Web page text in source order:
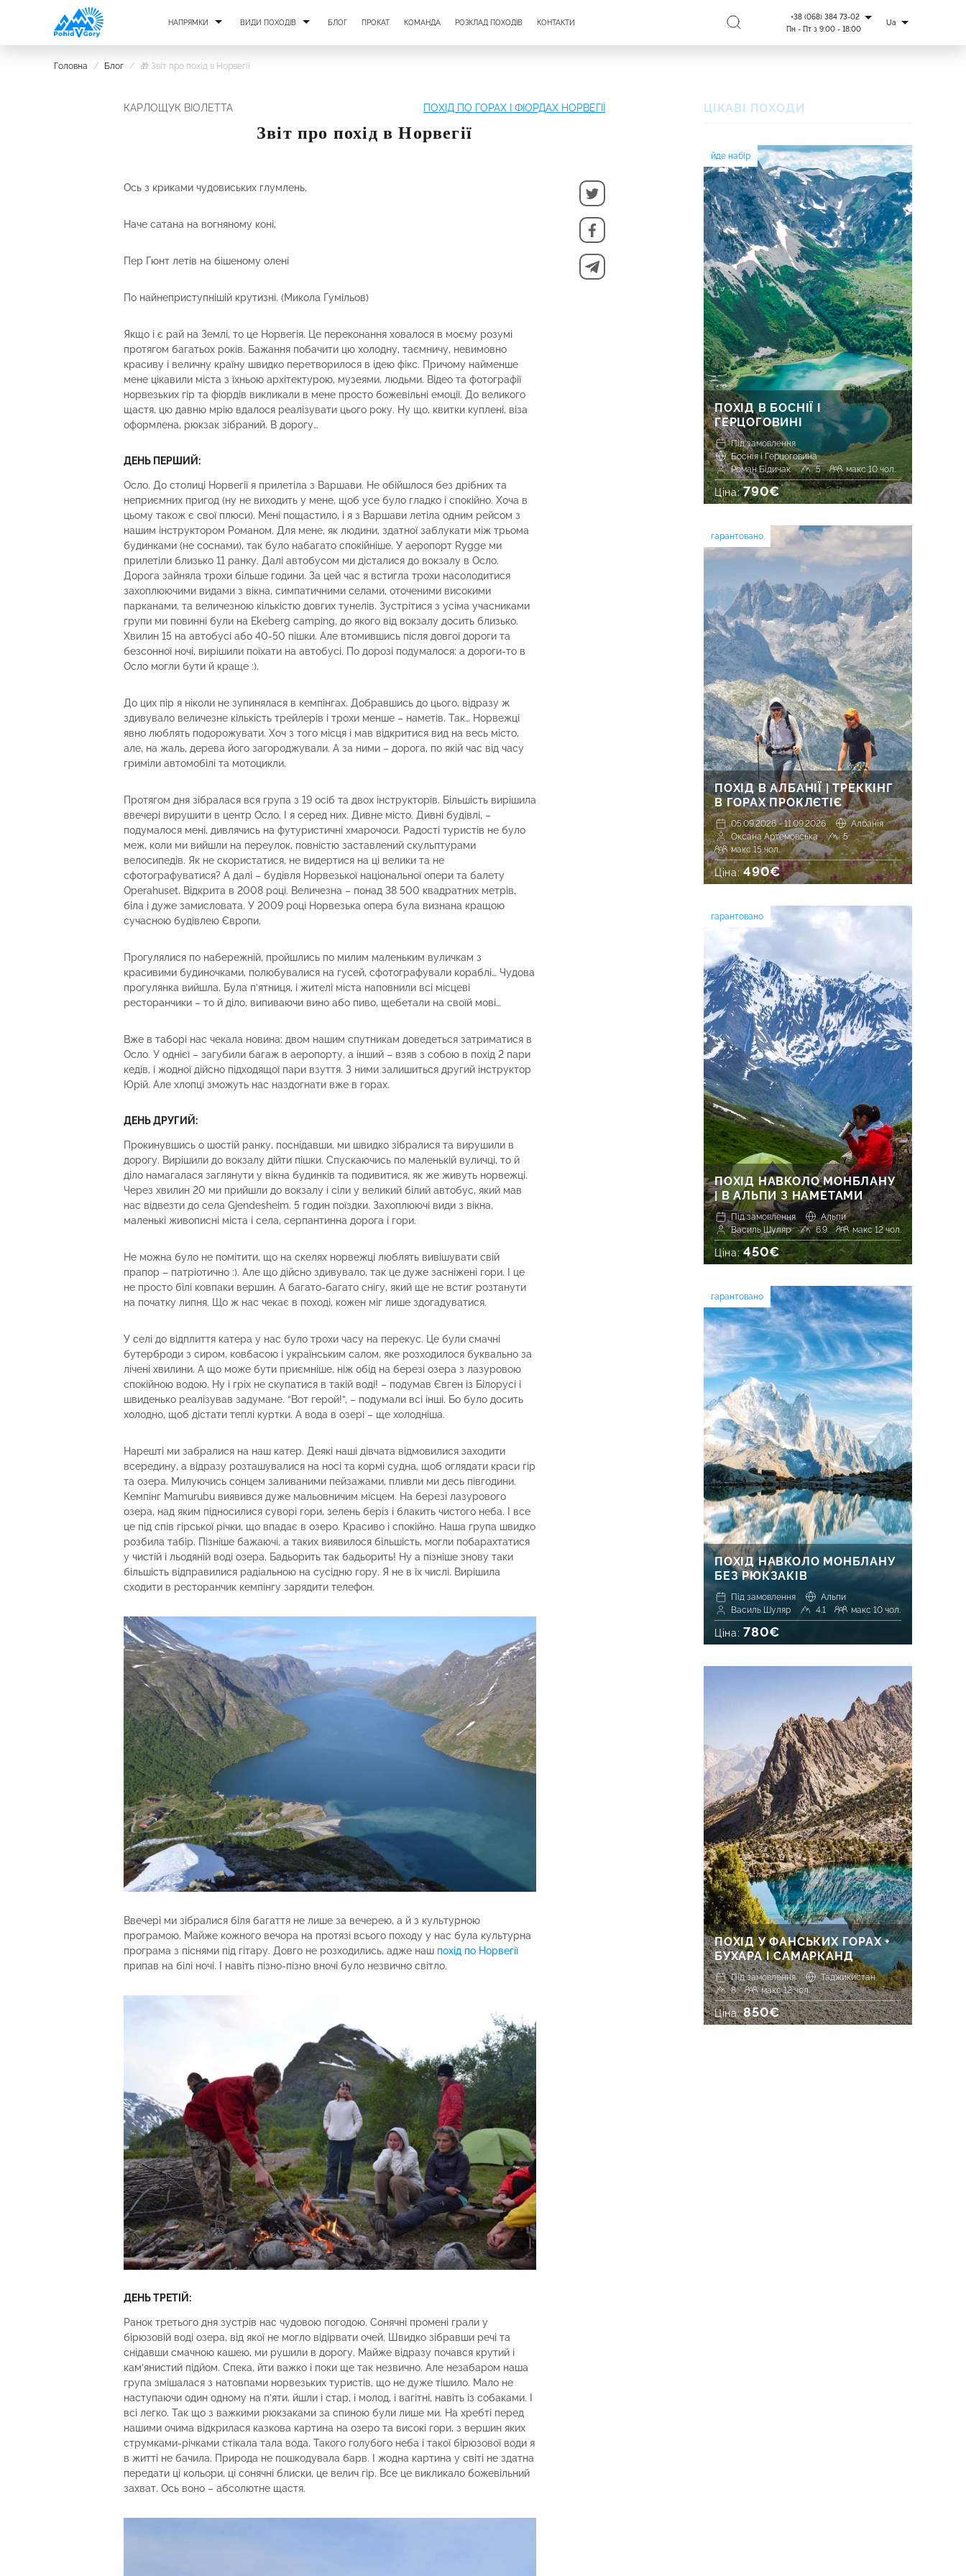
НАПРЯМКИ ВИДИ ПОХОДІВ БЛОГ ПРОКАТ КОМАНДА РОЗКЛАД ПОХОДІВ КОНТАКТИ
+38 (068) 384 73-02
Пн - Пт з 9:00 - 18:00
Ua
Головна / Блог / 🎁 Звіт про похід в Норвегії
КАРЛОЩУК ВІОЛЕТТА ПОХІД ПО ГОРАХ І ФІОРДАХ НОРВЕГІЇ
Звіт про похід в Норвегії
Ось з криками чудовиських глумлень,
Наче сатана на вогняному коні,
Пер Гюнт летів на бішеному олені
По найнеприступнішій крутизні. (Микола Гумільов)
Якщо і є рай на Землі, то це Норвегія. Це переконання ховалося в моєму розумі
протягом багатьох років. Бажання побачити цю холодну, таємничу, невимовно
красиву і величну країну швидко перетворилося в ідею фікс. Причому найменше
мене цікавили міста з їхньою архітектурою, музеями, людьми. Відео та фотографії
норвезьких гір та фіордів викликали в мене просто божевільні емоції. До великого
щастя, цю давню мрію вдалося реалізувати цього року. Ну що, квитки куплені, віза
оформлена, рюкзак зібраний. В дорогу…
ДЕНЬ ПЕРШИЙ:
Осло. До столиці Норвегії я прилетіла з Варшави. Не обійшлося без дрібних та
неприємних пригод (ну не виходить у мене, щоб усе було гладко і спокійно. Хоча в
цьому також є свої плюси). Мені пощастило, і я з Варшави летіла одним рейсом з
нашим інструктором Романом. Для мене, як людини, здатної заблукати між трьома
будинками (не соснами), так було набагато спокійніше. У аеропорт Rygge ми
прилетіли близько 11 ранку. Далі автобусом ми дісталися до вокзалу в Осло.
Дорога зайняла трохи більше години. За цей час я встигла трохи насолодитися
захоплюючими видами з вікна, симпатичними селами, оточеними високими
парканами, та величезною кількістю довгих тунелів. Зустрітися з усіма учасниками
групи ми повинні були на Ekeberg camping, до якого від вокзалу досить близько.
Хвилин 15 на автобусі або 40-50 пішки. Але втомившись після довгої дороги та
безсонної ночі, вирішили поїхати на автобусі. По дорозі подумалося: а дороги-то в
Осло могли бути й краще :).
До цих пір я ніколи не зупинялася в кемпінгах. Добравшись до цього, відразу ж
здивувало величезне кількість трейлерів і трохи менше – наметів. Так… Норвежці
явно люблять подорожувати. Хоч з того місця і мав відкритися вид на весь місто,
але, на жаль, дерева його загороджували. А за ними – дорога, по якій час від часу
гриміли автомобілі та мотоцикли.
Протягом дня зібралася вся група з 19 осіб та двох інструкторів. Більшість вирішила
ввечері вирушити в центр Осло. І я серед них. Дивне місто. Дивні будівлі, –
подумалося мені, дивлячись на футуристичні хмарочоси. Радості туристів не було
меж, коли ми вийшли на переулок, повністю заставлений скульптурами
велосипедів. Як не скористатися, не видертися на ці велики та не
сфотографуватися? А далі – будівля Норвезької національної опери та балету
Operahuset. Відкрита в 2008 році. Величезна – понад 38 500 квадратних метрів,
біла і дуже замисловата. У 2009 році Норвезька опера була визнана кращою
сучасною будівлею Європи.
Прогулялися по набережній, пройшлись по милим маленьким вуличкам з
красивими будиночками, полюбувалися на гусей, сфотографували кораблі… Чудова
прогулянка вийшла. Була п’ятниця, і жителі міста наповнили всі місцеві
ресторанчики – то й діло, випиваючи вино або пиво, щебетали на своїй мові…
Вже в таборі нас чекала новина: двом нашим спутникам доведеться затриматися в
Осло. У однієї – загубили багаж в аеропорту, а інший – взяв з собою в похід 2 пари
кедів, і жодної дійсно підходящої пари взуття. З ними залишиться другий інструктор
Юрій. Але хлопці зможуть нас наздогнати вже в горах.
ДЕНЬ ДРУГИЙ:
Прокинувшись о шостій ранку, поснідавши, ми швидко зібралися та вирушили в
дорогу. Вирішили до вокзалу дійти пішки. Спускаючись по маленькій вуличці, то й
діло намагалася заглянути у вікна будинків та подивитися, як же живуть норвежці.
Через хвилин 20 ми прийшли до вокзалу і сіли у великий білий автобус, який мав
нас відвезти до села Gjendesheim. 5 годин поїздки. Захоплюючі види з вікна,
маленькі живописні міста і села, серпантинна дорога і гори.
Не можна було не помітити, що на скелях норвежці люблять вивішувати свій
прапор – патріотично :). Але що дійсно здивувало, так це дуже засніжені гори. І це
не просто білі ковпаки вершин. А багато-багато снігу, який ще не встиг розтанути
на початку липня. Що ж нас чекає в поході, кожен міг лише здогадуватися.
У селі до відплиття катера у нас було трохи часу на перекус. Це були смачні
бутерброди з сиром, ковбасою і українським салом, яке розходилося буквально за
лічені хвилини. А що може бути приємніше, ніж обід на березі озера з лазуровою
спокійною водою. Ну і гріх не скупатися в такій воді! – подумав Євген із Білорусі і
швиденько реалізував задумане. “Вот герой!”, – подумали всі інші. Бо було досить
холодно, щоб дістати теплі куртки. А вода в озері – ще холодніша.
Нарешті ми забралися на наш катер. Деякі наші дівчата відмовилися заходити
всередину, а відразу розташувалися на носі та кормі судна, щоб оглядати краси гір
та озера. Милуючись сонцем заливаними пейзажами, пливли ми десь півгодини.
Кемпінг Mamurubu виявився дуже мальовничим місцем. На березі лазурового
озера, над яким підносилися суворі гори, зелень беріз і блакить чистого неба. І все
це під спів гірської річки, що впадає в озеро. Красиво і спокійно. Наша група швидко
розбила табір. Пізніше бажаючі, а таких виявилося більшість, могли побарахтатися
у чистій і льодяній воді озера. Бадьорить так бадьорить! Ну а пізніше знову таки
більшість відправилися радіальною на сусідню гору. Я не в їх числі. Вирішила
сходити в ресторанчик кемпінгу зарядити телефон.
Ввечері ми зібралися біля багаття не лише за вечерею, а й з культурною
програмою. Майже кожного вечора на протязі всього походу у нас була культурна
програма з піснями під гітару. Довго не розходились, адже наш похід по Норвегії
припав на білі ночі. І навіть пізно-пізно вночі було незвично світло.
ДЕНЬ ТРЕТІЙ:
Ранок третього дня зустрів нас чудовою погодою. Сонячні промені грали у
бірюзовій воді озера, від якої не могло відірвати очей. Швидко зібравши речі та
снідавши смачною кашею, ми рушили в дорогу. Майже відразу почався крутий і
кам’янистий підйом. Спека, йти важко і поки ще так незвично. Але незабаром наша
група змішалася з натовпами норвезьких туристів, що не дуже тішило. Мало не
наступаючи один одному на п’яти, йшли і стар, і молод, і вагітні, навіть із собаками. І
всі легко. Так що з важкими рюкзаками за спиною були лише ми. На хребті перед
нашими очима відкрилася казкова картина на озеро та високі гори, з вершин яких
струмками-річками стікала тала вода. Такого голубого неба і такої бірюзової води я
в житті не бачила. Природа не пошкодувала барв. І жодна картина у світі не здатна
передати ці кольори, ці сонячні блиски, це велич гір. Все це викликало божевільний
захват. Ось воно – абсолютне щастя.
ЦІКАВІ ПОХОДИ
йде набір
ПОХІД В БОСНІЇ І
ГЕРЦОГОВИНІ
Під замовлення
Боснія і Герцоговина
Роман Бідичак
5 макс 10 чол.
Ціна:790€
гарантовано
ПОХІД В АЛБАНІЇ | ТРЕККІНГ
В ГОРАХ ПРОКЛЄТІЄ
05.09.2026 - 11.09.2026
Албанія
Оксана Артемовська
5
макс 15 чол.
Ціна:490€
гарантовано
ПОХІД НАВКОЛО МОНБЛАНУ
| В АЛЬПИ З НАМЕТАМИ
Під замовлення
Альпи
Василь Шуляр
6.9 макс 12 чол.
Ціна:450€
гарантовано
ПОХІД НАВКОЛО МОНБЛАНУ
БЕЗ РЮКЗАКІВ
Під замовлення
Альпи
Василь Шуляр
4.1 макс 10 чол.
Ціна: 780€
ПОХІД У ФАНСЬКИХ ГОРАХ +
БУХАРА І САМАРКАНД
Під замовлення
Таджикистан
8
макс 12 чол.
Ціна:850€